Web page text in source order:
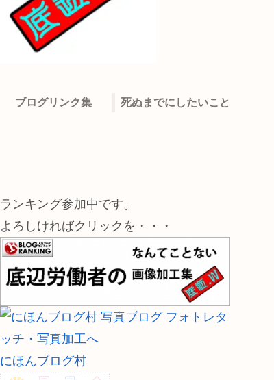
ブログリンク集 死ぬまでにしたいこと
ランキング参加中です。
よろしければクリックを・・・
にほんブログ村